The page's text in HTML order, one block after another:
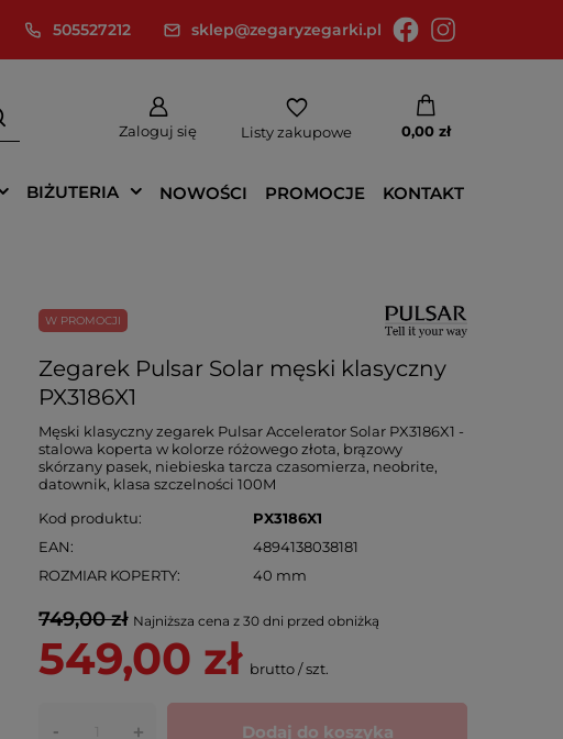
505527212 sklep@zegaryzegarki.pl
Zaloguj się Listy zakupowe 0,00 zł
BIŻUTERIA NOWOŚCI PROMOCJE KONTAKT
W PROMOCJI
Zegarek Pulsar Solar męski klasyczny
PX3186X1
Męski klasyczny zegarek Pulsar Accelerator Solar PX3186X1 -
stalowa koperta w kolorze różowego złota, brązowy
skórzany pasek, niebieska tarcza czasomierza, neobrite,
datownik, klasa szczelności 100M
Kod produktu
PX3186X1
EAN
4894138038181
ROZMIAR KOPERTY
40 mm
749,00 zł Najniższa cena z 30 dni przed obniżką
549,00 zł brutto/szt.
- + Dodaj do koszyka